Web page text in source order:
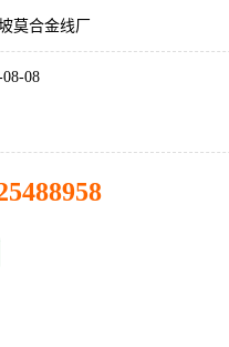
莫合金线厂
08-08